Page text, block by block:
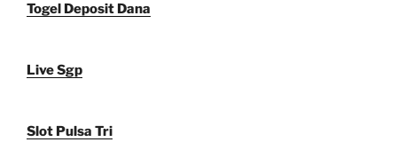
Togel Deposit Dana
Live Sgp
Slot Pulsa Tri